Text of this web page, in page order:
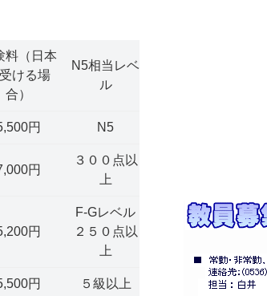
料（日本
ける場
合）
N5相当レベ
ル
円 N5
円
３００点以
上
円
F-Gレベル
２５０点以
上
円 ５級以上